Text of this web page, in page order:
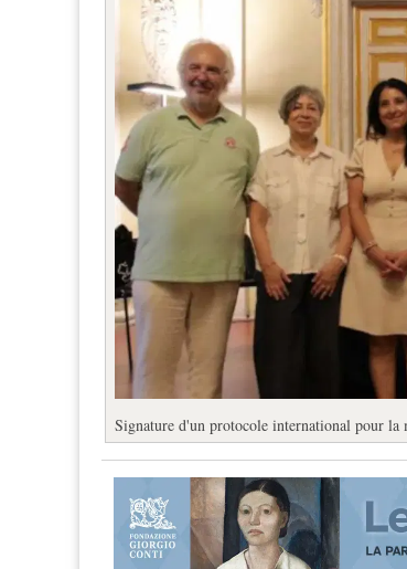
Signature d'un protocole international pour